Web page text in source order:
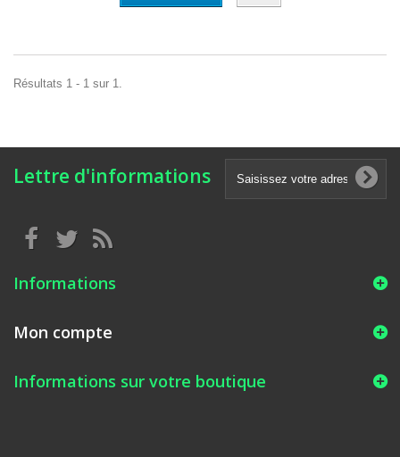
Résultats 1 - 1 sur 1.
Lettre d'informations
Informations
Mon compte
Informations sur votre boutique